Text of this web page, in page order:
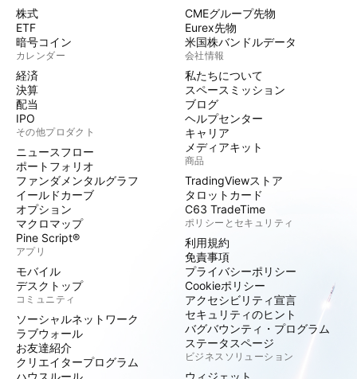
株式
ETF
暗号コイン
カレンダー
経済
決算
配当
IPO
その他プロダクト
ニュースフロー
ポートフォリオ
ファンダメンタルグラフ
イールドカーブ
オプション
マクロマップ
Pine Script®
アプリ
モバイル
デスクトップ
コミュニティ
ソーシャルネットワーク
ラブウォール
お友達紹介
クリエイタープログラム
ハウスルール
CMEグループ先物
Eurex先物
米国株バンドルデータ
会社情報
私たちについて
スペースミッション
ブログ
ヘルプセンター
キャリア
メディアキット
商品
TradingViewストア
タロットカード
C63 TradeTime
ポリシーとセキュリティ
利用規約
免責事項
プライバシーポリシー
Cookieポリシー
アクセシビリティ宣言
セキュリティのヒント
バグバウンティ・プログラム
ステータスページ
ビジネスソリューション
ウィジェット